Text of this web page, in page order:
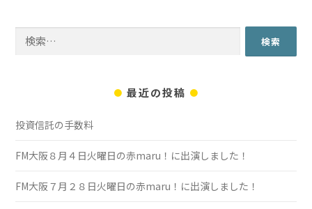
索:
最近の投稿
投資信託の手数料
FM大阪８月４日火曜日の赤maru！に出演しました！
FM大阪７月２８日火曜日の赤maru！に出演しました！